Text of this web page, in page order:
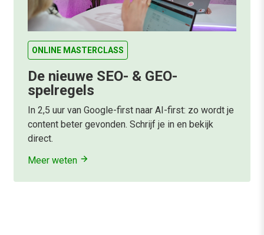
ONLINE MASTERCLASS
De nieuwe SEO- & GEO-
spelregels
In 2,5 uur van Google-first naar AI-first: zo wordt je
content beter gevonden. Schrijf je in en bekijk
direct.
Meer weten